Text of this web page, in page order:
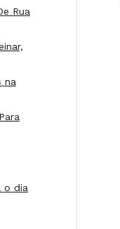
Rua
na
o dia